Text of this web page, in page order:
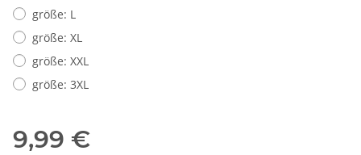
größe: L
größe: XL
größe: XXL
größe: 3XL
9,99 €